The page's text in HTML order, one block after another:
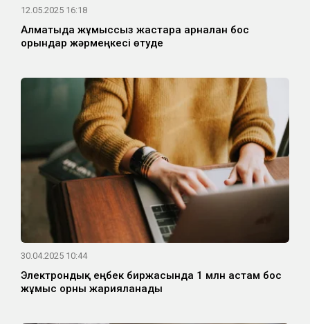
12.05.2025 16:18
Алматыда жұмыссыз жастарға арналған бос
орындар жәрмеңкесі өтуде
30.04.2025 10:44
Электрондық еңбек биржасында 1 млн астам бос
жұмыс орны жарияланады